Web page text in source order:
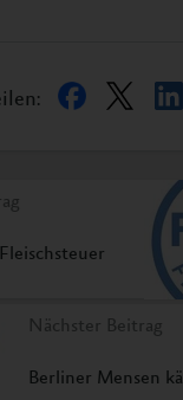
Nächster Beitrag
Berliner Mensen